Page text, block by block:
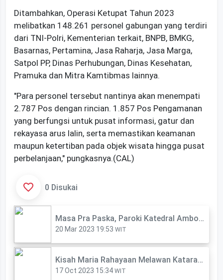
Ditambahkan, Operasi Ketupat Tahun 2023
melibatkan 148.261 personel gabungan yang terdiri
dari TNI-Polri, Kementerian terkait, BNPB, BMKG,
Basarnas, Pertamina, Jasa Raharja, Jasa Marga,
Satpol PP, Dinas Perhubungan, Dinas Kesehatan,
Pramuka dan Mitra Kamtibmas lainnya.
"Para personel tersebut nantinya akan menempati
2.787 Pos dengan rincian. 1.857 Pos Pengamanan
yang berfungsi untuk pusat informasi, gatur dan
rekayasa arus lalin, serta memastikan keamanan
maupun ketertiban pada objek wisata hingga pusat
perbelanjaan," pungkasnya.(CAL)
0 Disukai
Masa Pra Paska, Paroki Katedral Ambon Gelar Aksi Sosial Donor Darah
20 Mar 2023 19:53 WIT
Kisah Maria Rahayaan Melawan Katarak Lewat Operasi Bakti BCA
17 Oct 2023 15:34 WIT